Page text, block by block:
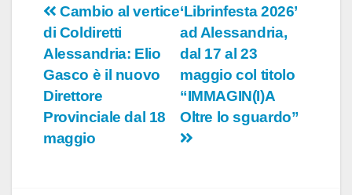
Navigazione
articoli
‘Librinfesta 2026’
ad Alessandria,
dal 17 al 23
maggio col titolo
“IMMAGIN(I)A
Oltre lo sguardo”
Cambio al vertice
di Coldiretti
Alessandria: Elio
Gasco è il nuovo
Direttore
Provinciale dal 18
maggio